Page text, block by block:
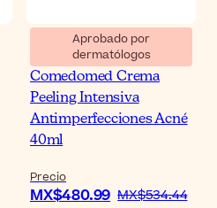
Aprobado por
dermatólogos
Avène Cleanance
Comedomed Crema
Peeling Intensiva
Antimperfecciones Acné
40ml
Precio
MX$480.99 MX$534.44